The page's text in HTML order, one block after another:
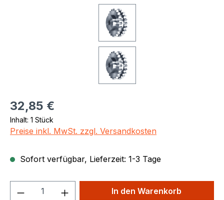
Regulärer Preis:
32,85 €
Inhalt: 1 Stück
Preise inkl. MwSt. zzgl. Versandkosten
Sofort verfügbar, Lieferzeit: 1-3 Tage
Produkt Anzahl: Gib denIn den Warenkorb